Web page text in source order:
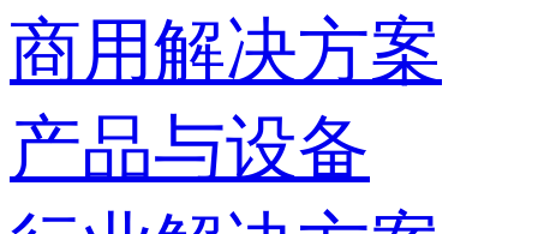
商用解决方案
产品与设备